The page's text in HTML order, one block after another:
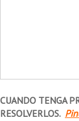
CUANDO TENGA
RESOLVERLOS.